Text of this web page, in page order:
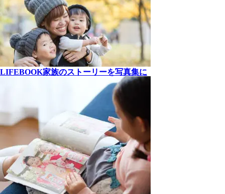
LIFEBOOK家族のストーリーを写真集に